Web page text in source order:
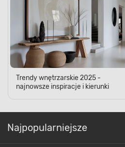
Trendy wnętrzarskie 2025 -
najnowsze inspiracje i kierunki
Najpopularniejsze